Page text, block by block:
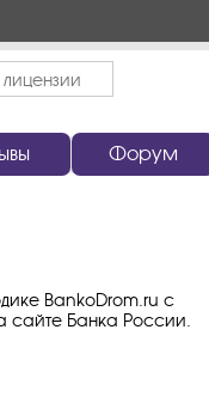
Форум
BankoDrom.ru с
сайте Банка России.